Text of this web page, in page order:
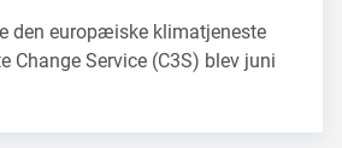
den europæiske klimatjeneste
Change Service (C3S) blev juni